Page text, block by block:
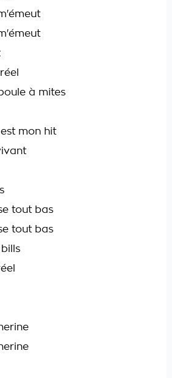
à mites
mon hit
tout bas
tout bas